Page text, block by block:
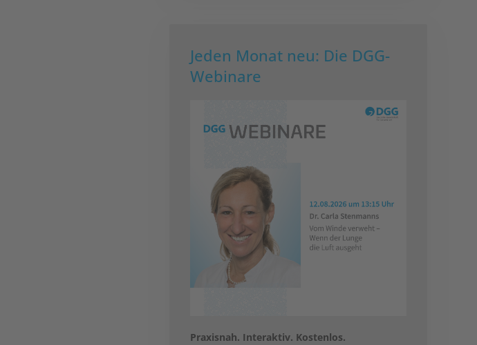
Jeden Monat neu: Die DGG-
Webinare
Praxisnah. Interaktiv. Kostenlos.